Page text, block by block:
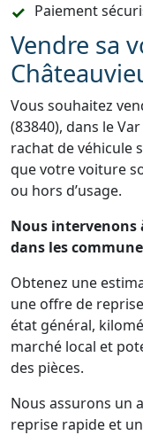
Paiement
Vendre sa
Vous souhaitez
(83840), dans le
rachat de véhicule
que votre voiture
ou hors d’usage.
Nous intervenons
dans les
Obtenez une
une offre de
état général,
marché local et
des pièces.
Nous assurons un
reprise rapide et